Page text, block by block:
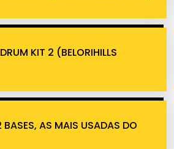
KIT 2 (BELORIHILLS
BASES, AS MAIS USADAS DO